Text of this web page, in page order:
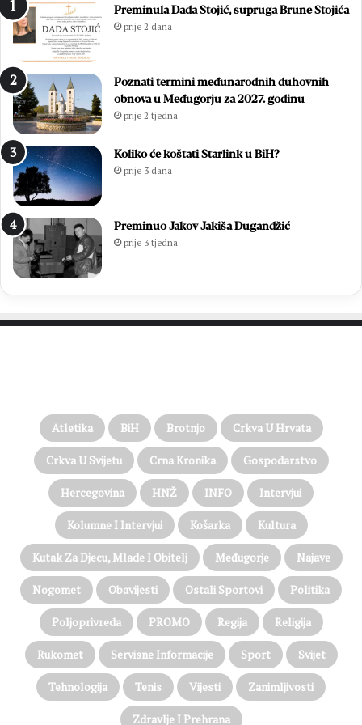
Preminula Dada Stojić, supruga Brune Stojića
prije 2 dana
Poznati termini međunarodnih duhovnih
obnova u Međugorju za 2027. godinu
prije 2 tjedna
Koliko će koštati Starlink u BiH?
prije 3 dana
Preminuo Jakov Jakiša Dugandžić
prije 3 tjedna
Atletika BiH Brotnjo Crkva U Hrvata
Crkva U Svijetu Crna Kronika Gospodarstvo
Hercegovina HNŽ INFO Intervjui
Kolumne I Intervjui Košarka Kultura
Kutak Za Djecu, Mlade I Obitelj Međugorje Najave
Nogomet Obavijesti Ostali Sportovi Politika
Poljoprivreda PROMO Regija Religija
Rukomet Servisne Informacije Sport Svijet
Tehnologija Tenis Vijesti Zanimljivosti
Zdravlje I Prehrana